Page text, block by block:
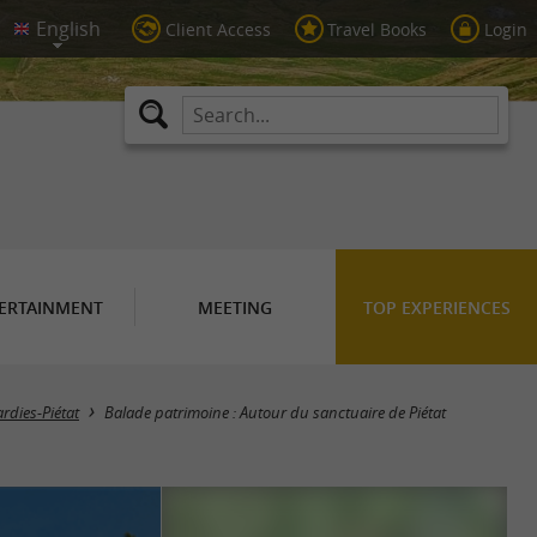
Client Access Travel Books Login
MEETING TOP EXPERIENCES
Piétat Balade patrimoine : Autour du sanctuaire de Piétat